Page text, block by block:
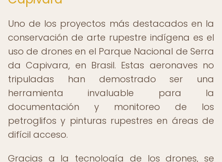
Uno de los proyectos más destacados en la
conservación de arte rupestre indígena es el
uso de drones en el Parque Nacional de Serra
da Capivara, en Brasil. Estas aeronaves no
tripuladas han demostrado ser una
herramienta invaluable para la
documentación y monitoreo de los
petroglifos y pinturas rupestres en áreas de
difícil acceso.
Gracias a la tecnología de los drones, se